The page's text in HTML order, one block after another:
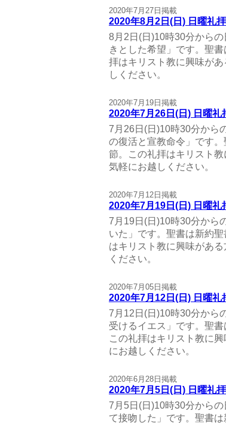
2020年7月27日掲載
2020年8月2日(日) 日曜礼
8月2日(日)10時30分から
きとした希望」です。聖
拝はキリスト教に興味が
しください。
2020年7月19日掲載
2020年7月26日(日) 日曜礼
7月26日(日)10時30分から
の復活と宣教命令」です
節。この礼拝はキリスト
気軽にお越しください。
2020年7月12日掲載
2020年7月19日(日) 日曜礼
7月19日(日)10時30分から
いた」です。聖書は新約
はキリスト教に興味があ
ください。
2020年7月05日掲載
2020年7月12日(日) 日曜礼
7月12日(日)10時30分から
受けるイエス」です。聖
この礼拝はキリスト教に
にお越しください。
2020年6月28日掲載
2020年7月5日(日) 日曜礼
7月5日(日)10時30分から
て接吻した」です。聖書